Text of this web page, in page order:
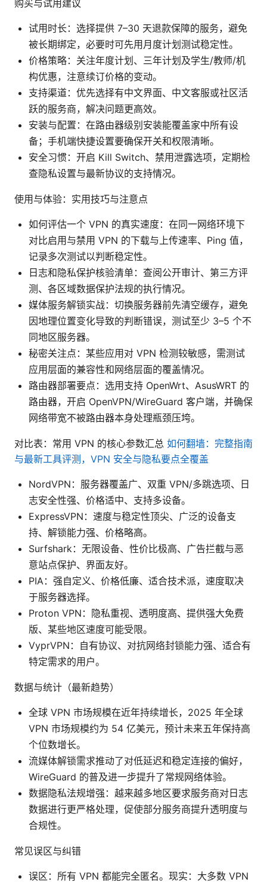
购买与试用建议
试用时长：选择提供 7–30 天退款保障的服务，避免
被长期绑定，必要时可先用月度计划测试稳定性。
价格策略：关注年度计划、三年计划及学生/教师/机
构优惠，注意续订价格的变动。
支持渠道：优先选择有中文界面、中文客服或社区活
跃的服务商，解决问题更高效。
安装与配置：在路由器级别安装能覆盖家中所有设
备；手机端快捷设置要确保开关和权限清晰。
安全习惯：开启 Kill Switch、禁用泄露选项，定期检
查隐私设置与最新协议的支持情况。
使用与体验：实用技巧与注意点
如何评估一个 VPN 的真实速度：在同一网络环境下
对比启用与禁用 VPN 的下载与上传速率、Ping 值，
记录多次测试以判断稳定性。
日志和隐私保护核验清单：查阅公开审计、第三方评
测、各区域数据保护法规的执行情况。
媒体服务解锁实战：切换服务器前先清空缓存，避免
因地理位置变化导致的判断错误，测试至少 3–5 个不
同地区服务器。
秘密关注点：某些应用对 VPN 检测较敏感，需测试
应用层面的兼容性和网络层面的覆盖情况。
路由器部署要点：选用支持 OpenWrt、AsusWRT 的
路由器，开启 OpenVPN/WireGuard 客户端，并确保
网络带宽不被路由器本身处理瓶颈压垮。
对比表：常用 VPN 的核心参数汇总 如何翻墙：完整指南
与最新工具评测，VPN 安全与隐私要点全覆盖
NordVPN：服务器覆盖广、双重 VPN/多跳选项、日
志安全性强、价格适中、支持多设备。
ExpressVPN：速度与稳定性顶尖、广泛的设备支
持、解锁能力强、价格略高。
Surfshark：无限设备、性价比极高、广告拦截与恶
意站点保护、界面友好。
PIA：强自定义、价格低廉、适合技术派，速度取决
于服务器选择。
Proton VPN：隐私重视、透明度高、提供强大免费
版、某些地区速度可能受限。
VyprVPN：自有协议、对抗网络封锁能力强、适合有
特定需求的用户。
数据与统计（最新趋势）
全球 VPN 市场规模在近年持续增长，2025 年全球
VPN 市场规模约为 54 亿美元，预计未来五年保持高
个位数增长。
流媒体解锁需求推动了对低延迟和稳定连接的偏好，
WireGuard 的普及进一步提升了常规网络体验。
数据隐私法规增强：越来越多地区要求服务商对日志
数据进行更严格处理，促使部分服务商提升透明度与
合规性。
常见误区与纠错
误区：所有 VPN 都能完全匿名。现实：大多数 VPN